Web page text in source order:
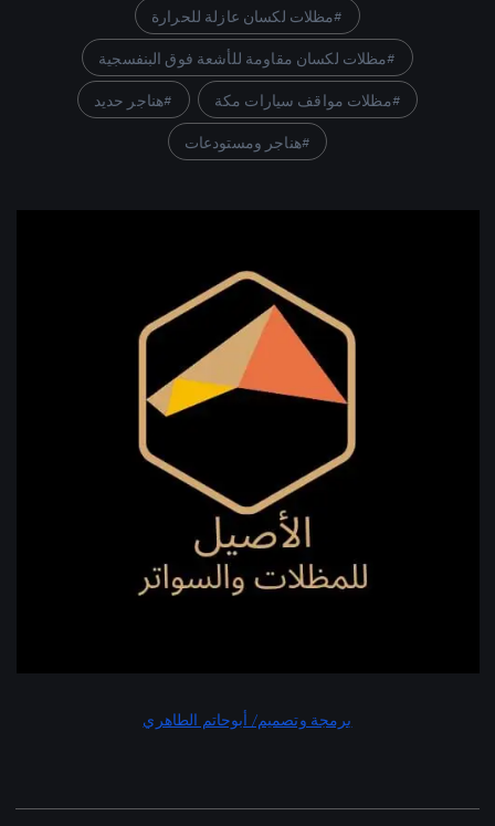
مظلات لكسان عازلة للحرارة
مظلات لكسان مقاومة للأشعة فوق البنفسجية
مظلات مواقف سيارات مكة
هناجر حديد
هناجر ومستودعات
برمجة وتصميم/ أبوحاتم الطاهري